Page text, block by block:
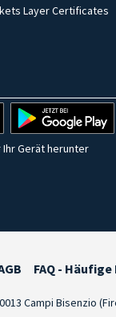
Layer Certificates
Ihr Gerät herunter
FAQ - Häufige
Campi Bisenzio